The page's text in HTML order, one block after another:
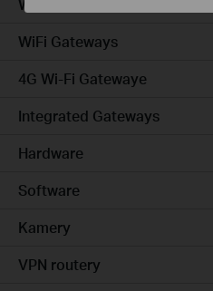
Wired Gateways
WiFi Gateways
4G Wi-Fi Gatewaye
Integrated Gateways
Hardware
Software
Kamery
VPN routery